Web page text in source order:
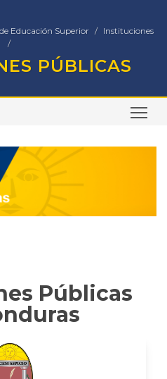
Educación Superior Instituciones
PÚBLICAS
Públicas